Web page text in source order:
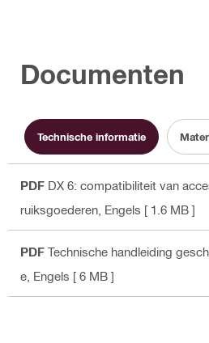
Documenten
Technische informatie
PDF DX 6: compatibiliteit van
ruiksgoederen , Engels [ 1.6 MB ]
PDF Technische handleiding
e , Engels [ 6 MB ]